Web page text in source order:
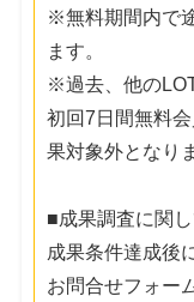
※無料期間内で
ます。
※過去、他の
初回7日間無料
果対象外となり
■成果調査に関
成果条件達成後
お問合せフォー